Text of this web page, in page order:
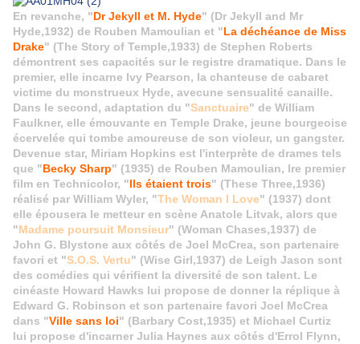
En revanche, "Dr Jekyll et M. Hyde" (Dr Jekyll and Mr
Hyde,1932) de Rouben Mamoulian et "La déchéance de Miss
Drake" (The Story of Temple,1933) de Stephen Roberts
démontrent ses capacités sur le registre dramatique. Dans le
premier, elle incarne Ivy Pearson, la chanteuse de cabaret
victime du monstrueux Hyde, avecune sensualité canaille.
Dans le second, adaptation du "Sanctuaire" de William
Faulkner, elle émouvante en Temple Drake, jeune bourgeoise
écervelée qui tombe amoureuse de son violeur, un gangster.
Devenue star, Miriam Hopkins est l'interprète de drames tels
que "Becky Sharp" (1935) de Rouben Mamoulian, lre premier
film en Technicolor, "Ils étaient trois" (These Three,1936)
réalisé par William Wyler, "The Woman I Love" (1937) dont
elle épousera le metteur en scène Anatole Litvak, alors que
"Madame poursuit Monsieur" (Woman Chases,1937) de
John G. Blystone aux côtés de Joel McCrea, son partenaire
favori et "S.O.S. Vertu" (Wise Girl,1937) de Leigh Jason sont
des comédies qui vérifient la diversité de son talent. Le
cinéaste Howard Hawks lui propose de donner la réplique à
Edward G. Robinson et son partenaire favori Joel McCrea
dans "Ville sans loi" (Barbary Cost,1935) et Michael Curtiz
lui propose d'incarner Julia Haynes aux côtés d'Errol Flynn,